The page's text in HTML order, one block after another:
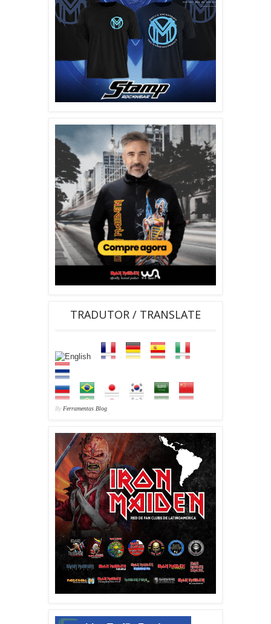
TRADUTOR / TRANSLATE
By Ferramentas Blog